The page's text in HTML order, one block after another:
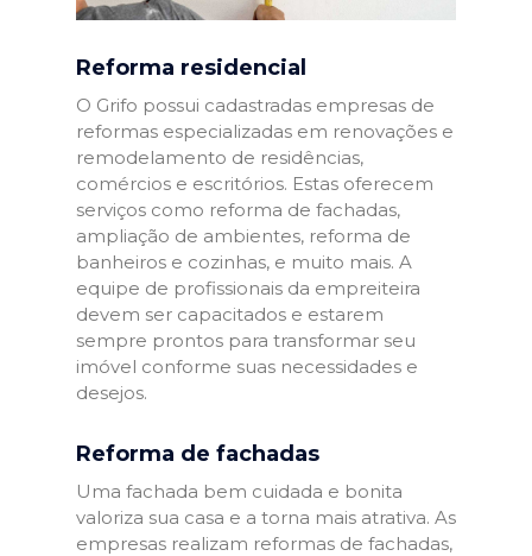
Reforma residencial
O Grifo possui cadastradas empresas de
reformas especializadas em renovações e
remodelamento de residências,
comércios e escritórios. Estas oferecem
serviços como reforma de fachadas,
ampliação de ambientes, reforma de
banheiros e cozinhas, e muito mais. A
equipe de profissionais da empreiteira
devem ser capacitados e estarem
sempre prontos para transformar seu
imóvel conforme suas necessidades e
desejos.
Reforma de fachadas
Uma fachada bem cuidada e bonita
valoriza sua casa e a torna mais atrativa. As
empresas realizam reformas de fachadas,